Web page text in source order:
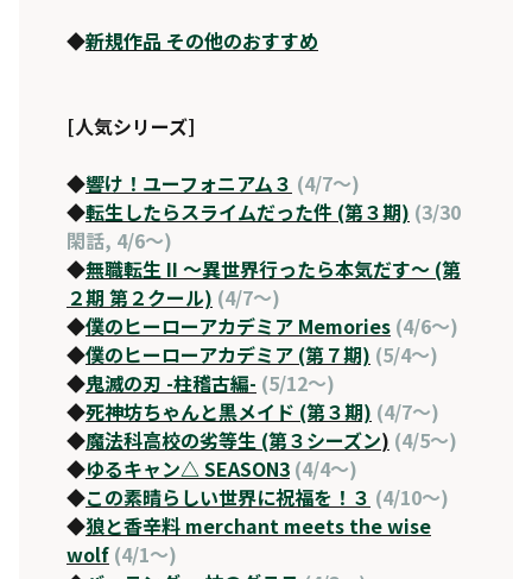
◆新規作品 その他のおすすめ
[人気シリーズ]
◆響け！ユーフォニアム３ (4/7～)
◆転生したらスライムだった件 (第３期) (3/30
閑話, 4/6～)
◆無職転生 II 〜異世界行ったら本気だす〜 (第
２期 第２クール) (4/7～)
◆僕のヒーローアカデミア Memories (4/6～)
◆僕のヒーローアカデミア (第７期) (5/4～)
◆鬼滅の刃 -柱稽古編- (5/12～)
◆死神坊ちゃんと黒メイド (第３期) (4/7～)
◆魔法科高校の劣等生 (第３シーズン) (4/5～)
◆ゆるキャン△ SEASON3 (4/4～)
◆この素晴らしい世界に祝福を！３ (4/10～)
◆狼と香辛料 merchant meets the wise
wolf (4/1～)